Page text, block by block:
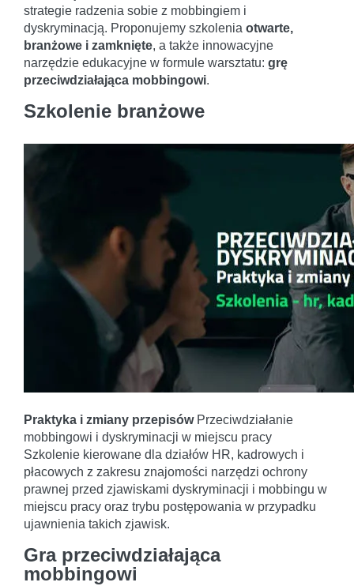
strategie radzenia sobie z mobbingiem i
dyskryminacją. Proponujemy szkolenia otwarte,
branżowe i zamknięte, a także innowacyjne
narzędzie edukacyjne w formule warsztatu: grę
przeciwdziałająca mobbingowi.
Szkolenie branżowe
Praktyka i zmiany przepisówPrzeciwdziałanie
mobbingowi i dyskryminacji w miejscu pracy
Szkolenie kierowane dla działów HR, kadrowych i
płacowych z zakresu znajomości narzędzi ochrony
prawnej przed zjawiskami dyskryminacji i mobbingu w
miejscu pracy oraz trybu postępowania w przypadku
ujawnienia takich zjawisk.
Gra przeciwdziałająca
mobbingowi